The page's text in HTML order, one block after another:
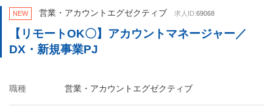
NEW 営業・アカウントエグゼクティブ 求人ID:69068
【リモートOK〇】アカウントマネージャー／
DX・新規事業PJ
職種 営業・アカウントエグゼクティブ